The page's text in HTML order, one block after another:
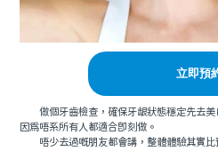
立即預
做個牙齒檢查，確保牙龈狀態穩定先去美
因爲唔系所有人都適合即刻做。
唔少去過嘅朋友都會講，整體體驗其實比